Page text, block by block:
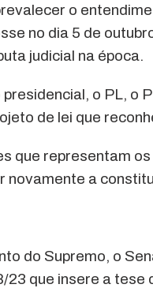
o
no dia 5 de
judicial na época.
o PL, o
de lei que
que representam
novamente a
do Supremo, o
23 que insere a